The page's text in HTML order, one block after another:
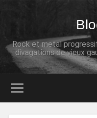
Rock et metal
divagations de vieux